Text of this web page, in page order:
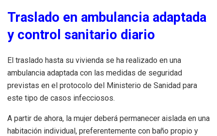
Traslado en ambulancia adaptada
y control sanitario diario
El traslado hasta su vivienda se ha realizado en una
ambulancia adaptada con las medidas de seguridad
previstas en el protocolo del Ministerio de Sanidad para
este tipo de casos infecciosos.
A partir de ahora, la mujer deberá permanecer aislada en una
habitación individual, preferentemente con baño propio y